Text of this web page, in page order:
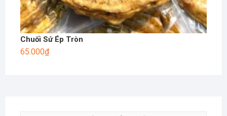
Chuối Sứ Ép Tròn
65.000₫